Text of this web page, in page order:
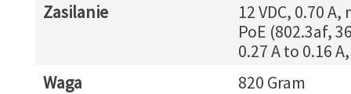
Zasilanie
12 VDC, 0.70 A,
PoE (802.3af,
0.27 A to 0.16
Waga
820 Gram